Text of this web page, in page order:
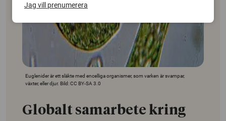
Euglenider är ett släkte med encelliga organismer, som varken är svampar,
växter, eller djur. Bild: CC BY-SA 3.0
Globalt samarbete kring
Jag vill prenumerera